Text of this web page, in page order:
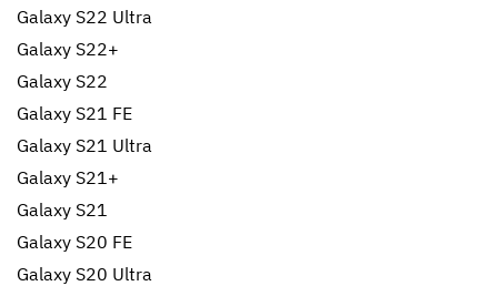
Galaxy S22 Ultra
Galaxy S22+
Galaxy S22
Galaxy S21 FE
Galaxy S21 Ultra
Galaxy S21+
Galaxy S21
Galaxy S20 FE
Galaxy S20 Ultra